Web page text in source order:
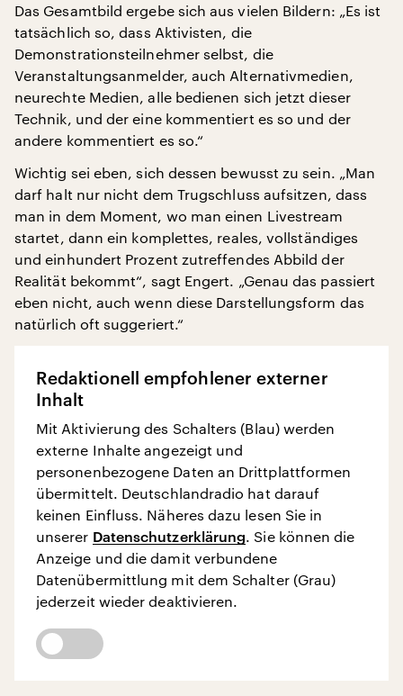
Das Gesamtbild ergebe sich aus vielen Bildern: „Es ist
tatsächlich so, dass Aktivisten, die
Demonstrationsteilnehmer selbst, die
Veranstaltungsanmelder, auch Alternativmedien,
neurechte Medien, alle bedienen sich jetzt dieser
Technik, und der eine kommentiert es so und der
andere kommentiert es so.“
Wichtig sei eben, sich dessen bewusst zu sein. „Man
darf halt nur nicht dem Trugschluss aufsitzen, dass
man in dem Moment, wo man einen Livestream
startet, dann ein komplettes, reales, vollständiges
und einhundert Prozent zutreffendes Abbild der
Realität bekommt“, sagt Engert. „Genau das passiert
eben nicht, auch wenn diese Darstellungsform das
natürlich oft suggeriert.“
Redaktionell empfohlener externer
Inhalt
Mit Aktivierung des Schalters (Blau) werden
externe Inhalte angezeigt und
personenbezogene Daten an Drittplattformen
übermittelt. Deutschlandradio hat darauf
keinen Einfluss. Näheres dazu lesen Sie in
unserer Datenschutzerklärung. Sie können die
Anzeige und die damit verbundene
Datenübermittlung mit dem Schalter (Grau)
jederzeit wieder deaktivieren.